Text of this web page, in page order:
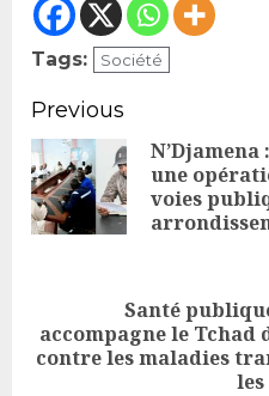
Tags: Société
Continue
Reading
Previous
une
voies
Next
post:
Santé
accompagne le Tchad
contre les maladies